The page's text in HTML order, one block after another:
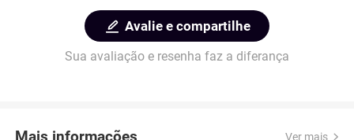
Avalie e compartilhe
Sua avaliação e resenha faz a diferança
Ver mais